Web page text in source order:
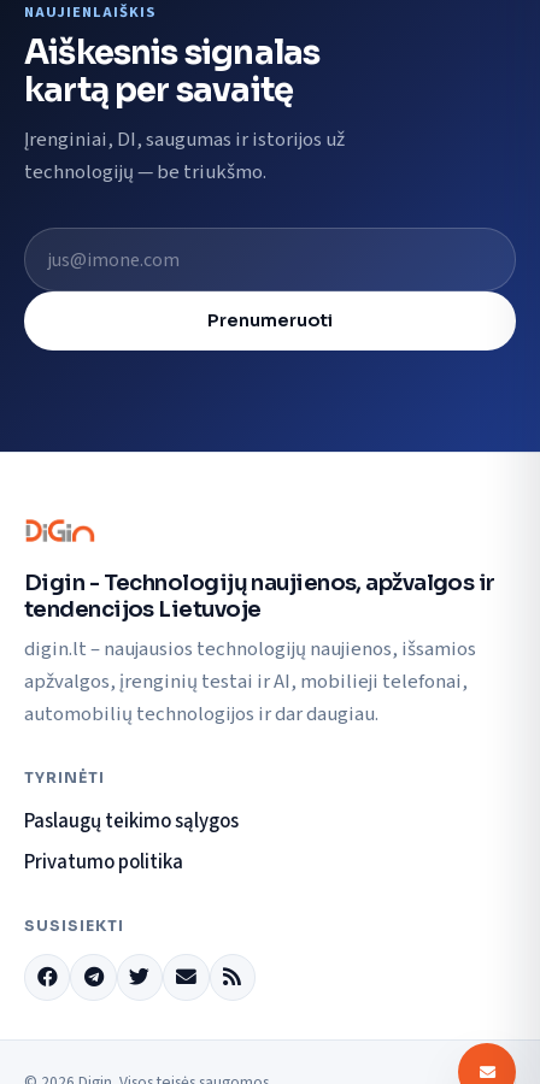
NAUJIENLAIŠKIS
Aiškesnis signalas
kartą per savaitę
Įrenginiai, DI, saugumas ir istorijos už
technologijų — be triukšmo.
El. pašto adresas
Prenumeruoti
Digin - Technologijų naujienos, apžvalgos ir
tendencijos Lietuvoje
digin.lt – naujausios technologijų naujienos, išsamios
apžvalgos, įrenginių testai ir AI, mobilieji telefonai,
automobilių technologijos ir dar daugiau.
TYRINĖTI
Paslaugų teikimo sąlygos
Privatumo politika
SUSISIEKTI